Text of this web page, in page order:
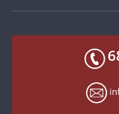
Toodete
Facebook